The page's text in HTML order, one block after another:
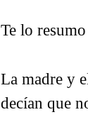
Te lo
La madre y
decían que